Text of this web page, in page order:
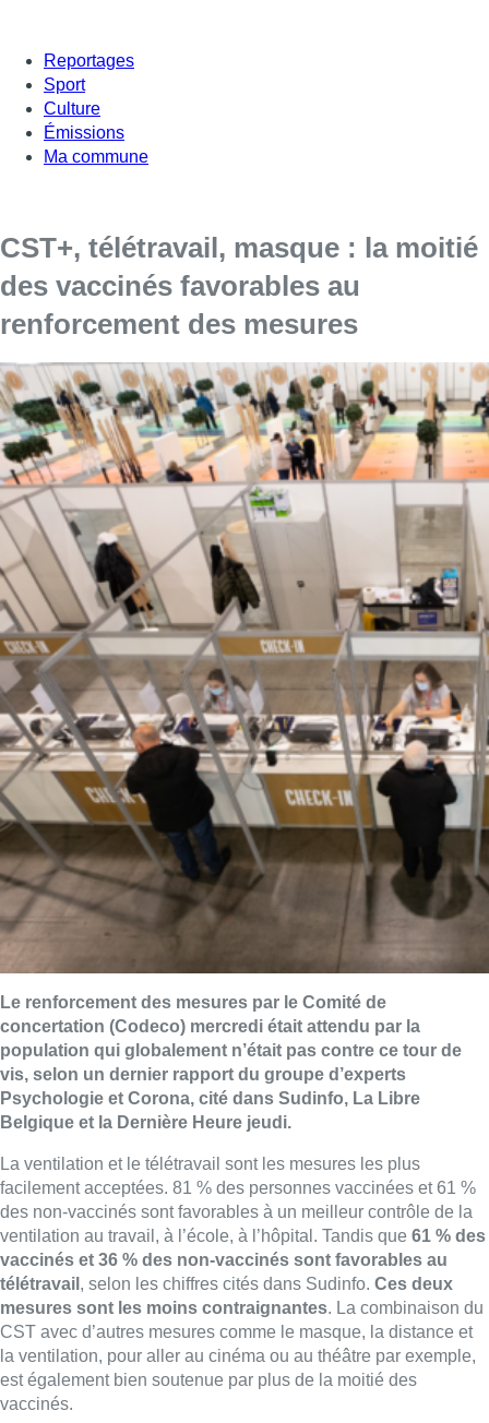
Reportages
Sport
Culture
Émissions
Ma commune
CST+, télétravail, masque : la moitié
des vaccinés favorables au
renforcement des mesures
Le renforcement des mesures par le Comité de
concertation (Codeco) mercredi était attendu par la
population qui globalement n’était pas contre ce tour de
vis, selon un dernier rapport du groupe d’experts
Psychologie et Corona, cité dans Sudinfo, La Libre
Belgique et la Dernière Heure jeudi.
La ventilation et le télétravail sont les mesures les plus
facilement acceptées. 81 % des personnes vaccinées et 61 %
des non-vaccinés sont favorables à un meilleur contrôle de la
ventilation au travail, à l’école, à l’hôpital. Tandis que 61 % des
vaccinés et 36 % des non-vaccinés sont favorables au
télétravail , selon les chiffres cités dans Sudinfo. Ces deux
mesures sont les moins contraignantes. La combinaison du
CST avec d’autres mesures comme le masque, la distance et
la ventilation, pour aller au cinéma ou au théâtre par exemple,
est également bien soutenue par plus de la moitié des
vaccinés.